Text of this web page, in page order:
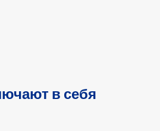
в себя